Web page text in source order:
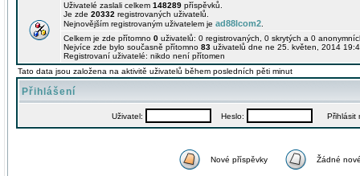
Uživatelé zaslali celkem 148289 příspěvků.
Je zde 20332 registrovaných uživatelů.
Nejnovějším registrovaným uživatelem je ad88lcom2
Celkem je zde přítomno 0 uživatelů: 0 registrovaných, 0 skrytých a 0
Nejvíce zde bylo současně přítomno 83 uživatelů dne ne 25. květen, 2014
Registrovaní uživatelé: nikdo není přítomen
Tato data jsou založena na aktivitě uživatelů během posledních pěti minut
Přihlášení
Uživatel: Heslo: Přihlásit
Nové příspěvky Žádné